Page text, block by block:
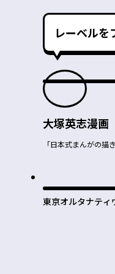
レーベルを
大塚英志漫画
「日本式まんがの描
東京オルタナティ